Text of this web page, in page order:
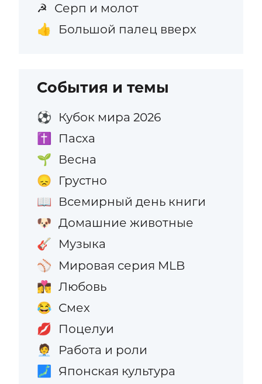
☭ Серп и молот
👍 Большой палец вверх
События и темы
⚽ Кубок мира 2026
✝️ Пасха
🌱 Весна
😞 Грустно
📖 Всемирный день книги
🐶 Домашние животные
🎸 Музыка
⚾ Мировая серия MLB
👩‍❤️‍💋‍👨 Любовь
😂 Смех
💋 Поцелуи
🧑‍💼 Работа и роли
🗾 Японская культура